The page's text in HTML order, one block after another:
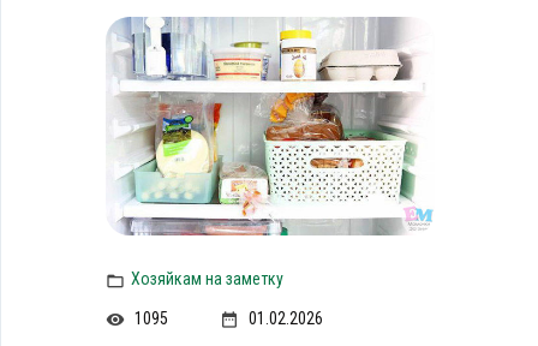
Хозяйкам на заметку
1095 01.02.2026